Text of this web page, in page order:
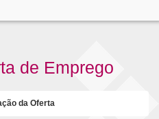
de Emprego
da Oferta